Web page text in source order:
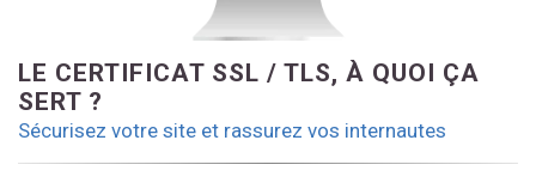
LE CERTIFICAT SSL / TLS, À QUOI ÇA
SERT ?
Sécurisez votre site et rassurez vos internautes